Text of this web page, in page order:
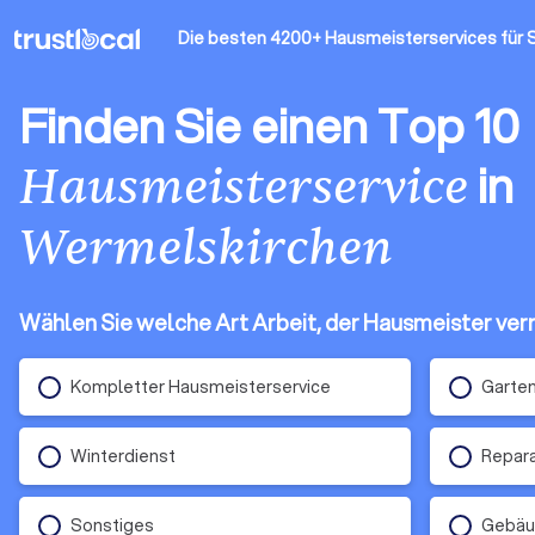
Die besten 4200+ Hausmeisterservices für
Finden Sie einen Top 10
Hausmeisterservice in
Wermelskirchen
Wählen Sie welche Art Arbeit, der Hausmeister
Kompletter Hausmeisterservice
Winterdienst
Sonstiges